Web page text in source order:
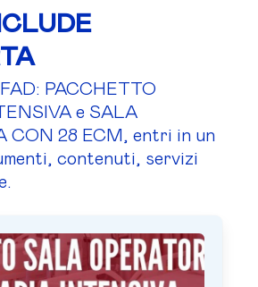
PACCHETTO
e SALA
CON 28 ECM, entri in un
contenuti, servizi